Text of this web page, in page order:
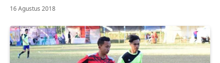
16 Agustus 2018